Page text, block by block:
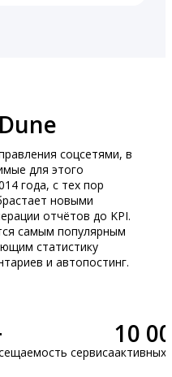
соцсетями, в
для этого
года, с тех пор
новыми
отчётов до KPI.
самым популярным
статистику
и автопостинг.
сервиса
10
активных